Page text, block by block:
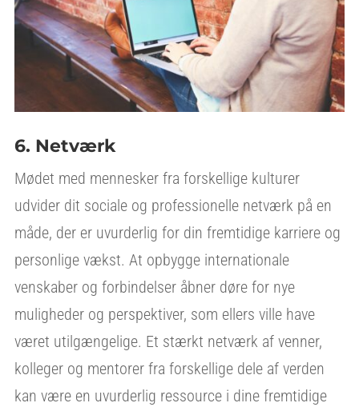
6. Netværk
Mødet med mennesker fra forskellige kulturer
udvider dit sociale og professionelle netværk på en
måde, der er uvurderlig for din fremtidige karriere og
personlige vækst. At opbygge internationale
venskaber og forbindelser åbner døre for nye
muligheder og perspektiver, som ellers ville have
været utilgængelige. Et stærkt netværk af venner,
kolleger og mentorer fra forskellige dele af verden
kan være en uvurderlig ressource i dine fremtidige